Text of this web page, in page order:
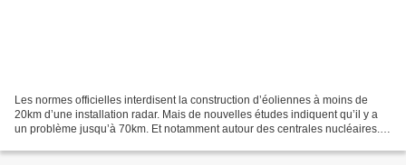
Les normes officielles interdisent la construction d’éoliennes à moins de
20km d’une installation radar. Mais de nouvelles études indiquent qu’il y a
un problème jusqu’à 70km. Et notamment autour des centrales nucléaires.